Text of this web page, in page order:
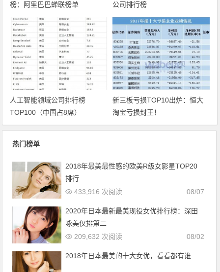
榜：阿里巴巴蝉联榜单
公司排行榜
人工智能领域公司排行榜
TOP100（中国占8席）
新三板亏损TOP10出炉：恒大
淘宝亏损封王！
热门榜单
2018年最美最性感的欧美R级女影星TOP20
排行
08/07
433,916 次阅读
2020年日本最新最美现役女优排行榜：深田
咏美仅排第二
08/02
209,632 次阅读
2018年日本最美的十大女优，看看都有谁